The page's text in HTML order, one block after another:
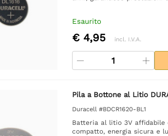
Esaurito
€ 4,95 incl. I.V.A.
Pila a Bottone al Litio
Duracell #BDCR1620-BL1
Batteria al litio 3V affidabile
compatto, energia sicura e